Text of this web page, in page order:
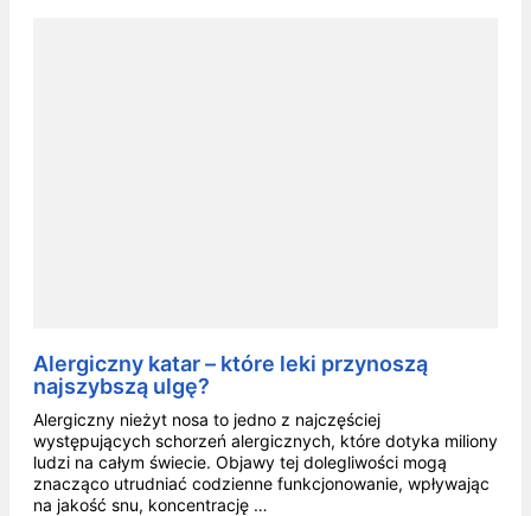
Alergiczny katar – które leki przynoszą
najszybszą ulgę?
Alergiczny nieżyt nosa to jedno z najczęściej
występujących schorzeń alergicznych, które dotyka miliony
ludzi na całym świecie. Objawy tej dolegliwości mogą
znacząco utrudniać codzienne funkcjonowanie, wpływając
na jakość snu, koncentrację …